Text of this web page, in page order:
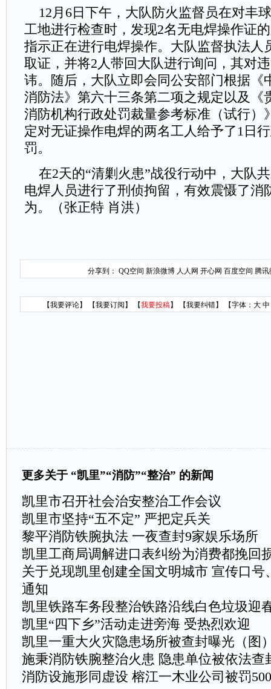
12月6日下午，大队防火监督员在对丰
工地进行检查时，发现2名无电焊操作证
指示正在进行电焊操作。大队监督执法人
取证，并将2人带回大队进行询问，其对
讳。随后，大队立即会同公安部门根据《
消防法》第六十三条第二项之规定以及《
消防机构行政处罚裁量参考标准（试行）
定对无证操作电焊的两名工人给予了1日
罚。
在2天的“清剿火患”战役行动中，大队
电焊人员进行了刑侦拘留，有效震慑了消
为。（张正特 肖洪）
分享到： QQ空间 新浪微博 人人网 开心网 百度空间 腾讯
【我要评论】 【我要订阅 】 【我要投稿】 【我要纠错】 【字体： 大 中
更多关于 “凯里”“消防”“整治” 的新闻
凯里市召开社会治安整治工作会议
凯里市坚持“五不定” 严把定兵关
黎平消防铁腕执法 一夜查封9家娱乐场所
凯里工商局调解进口表纠纷为消费都挽回
关于兑现凯里创建全国文明城市 宣传口号
通知
凯里铁路车务段整治铁路沿线白色垃圾迎
凯里“四下乡”活动走进旁海 受热烈欢迎
凯里一重大火灾隐患场所被查封曝光（图
施秉消防铁腕整治火患 隐患单位被依法查
消防设施形同虚设 榕江一木业公司被罚